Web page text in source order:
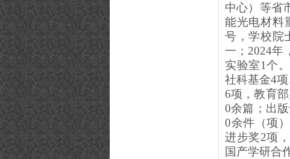
中心）等省
能光电材料
号，学校院
一 ； 2024年
实验室1个。
社科基金4
6项 ，教育
0余篇；出
0余件（项 ）
进步奖2项
国产学研合